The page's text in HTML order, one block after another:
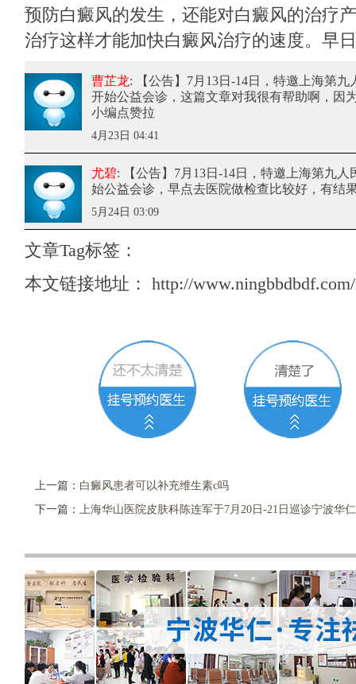
预防白癜风的发生，还能对白癜风的治疗
治疗这样才能加快白癜风治疗的速度。早
曹芷龙: 【公告】7月13日-14日，特邀上海第
开始公益会诊 ，这篇文章对我很有帮助啊，因
小编点赞拉
4月23日 04:41
尤碧: 【公告】7月13日-14日，特邀上海第九
始公益会诊 ，早点去医院做检查比较好，有结
5月24日 03:09
文章Tag标签：
本文链接地址： http://
上一篇： 白癜风患者可以补充维生素c吗
下一篇：
上海华山医院皮肤科陈连军于7月20日-21日巡诊宁波华